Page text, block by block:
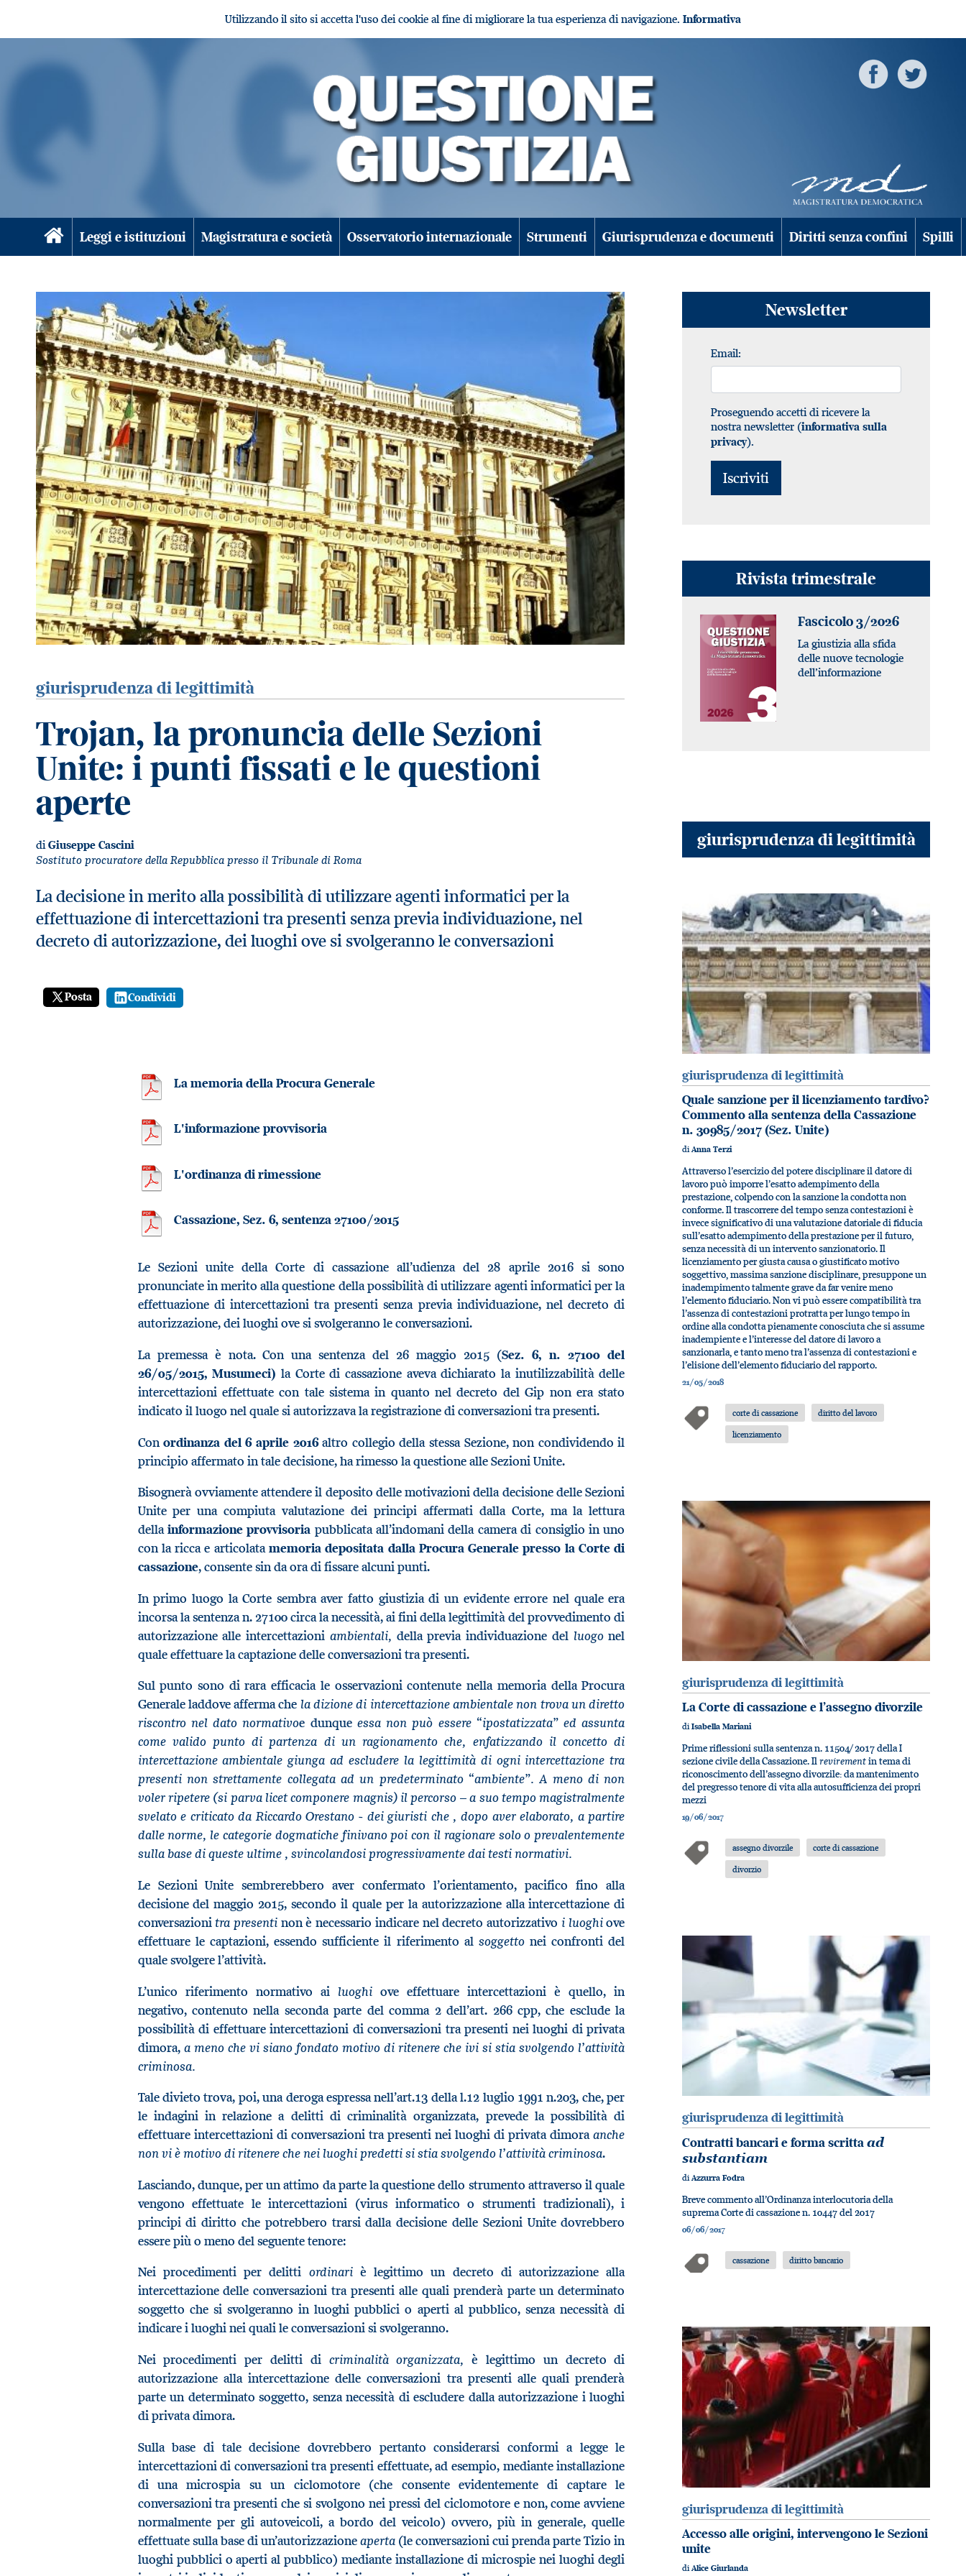
Utilizzando il sito si accetta l'uso dei cookie al fine di migliorare la tua esperienza di navigazione. Informativa
Leggi e istituzioni Magistratura e società Osservatorio internazionale Strumenti Giurisprudenza e documenti Diritti senza confini Spilli
giurisprudenza di legittimità
Trojan, la pronuncia delle Sezioni
Unite: i punti fissati e le questioni
aperte
di Giuseppe Cascini
Sostituto procuratore della Repubblica presso il Tribunale di Roma
La decisione in merito alla possibilità di utilizzare agenti informatici per la
effettuazione di intercettazioni tra presenti senza previa individuazione, nel
decreto di autorizzazione, dei luoghi ove si svolgeranno le conversazioni
Posta Condividi
La memoria della Procura Generale
L'informazione provvisoria
L'ordinanza di rimessione
Cassazione, Sez. 6, sentenza 27100/2015
Le Sezioni unite della Corte di cassazione all’udienza del 28 aprile 2016 si sono
pronunciate in merito alla questione della possibilità di utilizzare agenti informatici per la
effettuazione di intercettazioni tra presenti senza previa individuazione, nel decreto di
autorizzazione, dei luoghi ove si svolgeranno le conversazioni.
La premessa è nota. Con una sentenza del 26 maggio 2015 (Sez. 6, n. 27100 del
26/05/2015, Musumeci) la Corte di cassazione aveva dichiarato la inutilizzabilità delle
intercettazioni effettuate con tale sistema in quanto nel decreto del Gip non era stato
indicato il luogo nel quale si autorizzava la registrazione di conversazioni tra presenti.
Conordinanza del 6 aprile 2016altro collegio della stessa Sezione, non condividendo il
principio affermato in tale decisione, ha rimesso la questione alle Sezioni Unite.
Bisognerà ovviamente attendere il deposito delle motivazioni della decisione delle Sezioni
Unite per una compiuta valutazione dei principi affermati dalla Corte, ma la lettura
dellainformazione provvisoria pubblicata all’indomani della camera di consiglio in uno
con la ricca e articolatamemoria depositata dalla Procura Generale presso la Corte di
cassazione, consente sin da ora di fissare alcuni punti.
In primo luogo la Corte sembra aver fatto giustizia di un evidente errore nel quale era
incorsa la sentenza n. 27100 circa la necessità, ai fini della legittimità del provvedimento di
autorizzazione alle intercettazioni ambientali, della previa individuazione del luogonel
quale effettuare la captazione delle conversazioni tra presenti.
Sul punto sono di rara efficacia le osservazioni contenute nella memoria della Procura
Generale laddove afferma che la dizione di intercettazione ambientale non trova un diretto
riscontro nel dato normativoe dunque essa non può essere “ipostatizzata” ed assunta
come valido punto di partenza di un ragionamento che, enfatizzando il concetto di
intercettazione ambientale giunga ad escludere la legittimità di ogni intercettazione tra
presenti non strettamente collegata ad un predeterminato “ambiente”. A meno di non
voler ripetere (si parva licet componere magnis) il percorso – a suo tempo magistralmente
svelato e criticato da Riccardo Orestano - dei giuristi che , dopo aver elaborato, a partire
dalle norme, le categorie dogmatiche finivano poi con il ragionare solo o prevalentemente
sulla base di queste ultime , svincolandosi progressivamente dai testi normativi.
Le Sezioni Unite sembrerebbero aver confermato l’orientamento, pacifico fino alla
decisione del maggio 2015, secondo il quale per la autorizzazione alla intercettazione di
conversazionitra presenti non è necessario indicare nel decreto autorizzativo i luoghiove
effettuare le captazioni, essendo sufficiente il riferimento al soggettonei confronti del
quale svolgere l’attività.
L’unico riferimento normativo ai luoghiove effettuare intercettazioni è quello, in
negativo, contenuto nella seconda parte del comma 2 dell’art. 266 cpp, che esclude la
possibilità di effettuare intercettazioni di conversazioni tra presenti nei luoghi di privata
dimora, a meno che vi siano fondato motivo di ritenere che ivi si stia svolgendo l’attività
criminosa.
Tale divieto trova, poi, una deroga espressa nell’art.13 della l.12 luglio 1991 n.203, che, per
le indagini in relazione a delitti di criminalità organizzata, prevede la possibilità di
effettuare intercettazioni di conversazioni tra presenti nei luoghi di privata dimoraanche
non vi è motivo di ritenere che nei luoghi predetti si stia svolgendo l’attività criminosa.
Lasciando, dunque, per un attimo da parte la questione dello strumento attraverso il quale
vengono effettuate le intercettazioni (virus informatico o strumenti tradizionali), i
principi di diritto che potrebbero trarsi dalla decisione delle Sezioni Unite dovrebbero
essere più o meno del seguente tenore:
Nei procedimenti per delitti ordinari è legittimo un decreto di autorizzazione alla
intercettazione delle conversazioni tra presenti alle quali prenderà parte un determinato
soggetto che si svolgeranno in luoghi pubblici o aperti al pubblico, senza necessità di
indicare i luoghi nei quali le conversazioni si svolgeranno.
Nei procedimenti per delitti di criminalità organizzata,è legittimo un decreto di
autorizzazione alla intercettazione delle conversazioni tra presenti alle quali prenderà
parte un determinato soggetto, senza necessità di escludere dalla autorizzazione i luoghi
di privata dimora.
Sulla base di tale decisione dovrebbero pertanto considerarsi conformi a legge le
intercettazioni di conversazioni tra presenti effettuate, ad esempio, mediante installazione
di una microspia su un ciclomotore (che consente evidentemente di captare le
conversazioni tra presenti che si svolgono nei pressi del ciclomotore e non, come avviene
normalmente per gli autoveicoli, a bordo del veicolo) ovvero, più in generale, quelle
effettuate sulla base di un’autorizzazioneaperta(le conversazioni cui prenda parte Tizio in
luoghi pubblici o aperti al pubblico) mediante installazione di microspie nei luoghi degli
Newsletter
Email:
Proseguendo accetti di ricevere la
nostra newsletter (informativa sulla
privacy).
Rivista trimestrale
Fascicolo 3/2026
La giustizia alla sfida
delle nuove tecnologie
dell’informazione
giurisprudenza di legittimità
giurisprudenza di legittimità
Quale sanzione per il licenziamento tardivo?
Commento alla sentenza della Cassazione
n. 30985/2017 (Sez. Unite)
diAnna Terzi
Attraverso l’esercizio del potere disciplinare il datore di
lavoro può imporre l’esatto adempimento della
prestazione, colpendo con la sanzione la condotta non
conforme. Il trascorrere del tempo senza contestazioni è
invece significativo di una valutazione datoriale di fiducia
sull’esatto adempimento della prestazione per il futuro,
senza necessità di un intervento sanzionatorio. Il
licenziamento per giusta causa o giustificato motivo
soggettivo, massima sanzione disciplinare, presuppone un
inadempimento talmente grave da far venire meno
l’elemento fiduciario. Non vi può essere compatibilità tra
l’assenza di contestazioni protratta per lungo tempo in
ordine alla condotta pienamente conosciuta che si assume
inadempiente e l’interesse del datore di lavoro a
sanzionarla, e tanto meno tra l’assenza di contestazioni e
l’elisione dell’elemento fiduciario del rapporto.
21/05/2018
corte di cassazione
diritto del lavoro
licenziamento
giurisprudenza di legittimità
La Corte di cassazione e l’assegno divorzile
diIsabella Mariani
Prime riflessioni sulla sentenza n. 11504/ 2017 della I
sezione civile della Cassazione. Ilrevirementin tema di
riconoscimento dell’assegno divorzile: da mantenimento
del pregresso tenore di vita alla autosufficienza dei propri
mezzi
19/06/2017
assegno divorzile
corte di cassazione
divorzio
giurisprudenza di legittimità
Contratti bancari e forma scrittaad
substantiam
diAzzurra Fodra
Breve commento all’Ordinanza interlocutoria della
suprema Corte di cassazione n. 10447 del 2017
06/06/2017
cassazione diritto bancario
giurisprudenza di legittimità
Accesso alle origini, intervengono le Sezioni
unite
diAlice Giurlanda